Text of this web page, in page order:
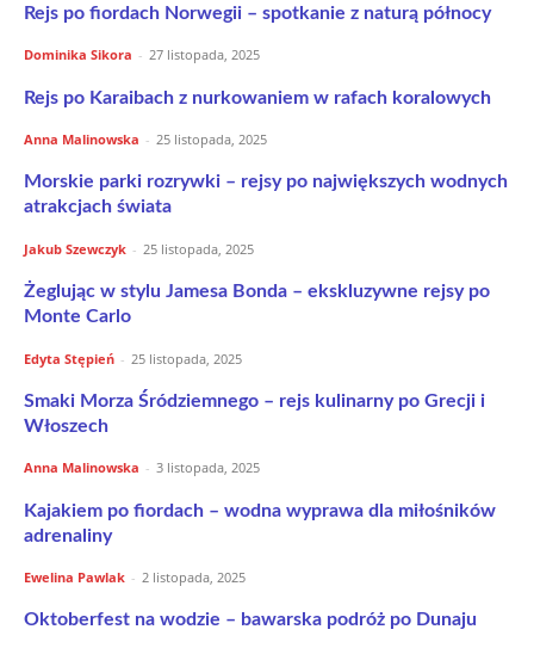
Rejs po fiordach Norwegii – spotkanie z naturą północy
Dominika Sikora - 27 listopada, 2025
Rejs po Karaibach z nurkowaniem w rafach koralowych
Anna Malinowska - 25 listopada, 2025
Morskie parki rozrywki – rejsy po największych wodnych
atrakcjach świata
Jakub Szewczyk - 25 listopada, 2025
Żeglując w stylu Jamesa Bonda – ekskluzywne rejsy po
Monte Carlo
Edyta Stępień - 25 listopada, 2025
Smaki Morza Śródziemnego – rejs kulinarny po Grecji i
Włoszech
Anna Malinowska - 3 listopada, 2025
Kajakiem po fiordach – wodna wyprawa dla miłośników
adrenaliny
Ewelina Pawlak - 2 listopada, 2025
Oktoberfest na wodzie – bawarska podróż po Dunaju